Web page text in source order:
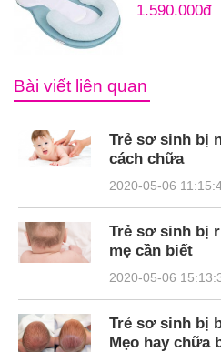
1.590.000đ
Bài viết liên quan
Trẻ sơ sinh bị
cách chữa
2020-05-06
Trẻ sơ sinh bị
mẹ cần biết
2020-05-06
Trẻ sơ sinh bị
Mẹo hay chữa